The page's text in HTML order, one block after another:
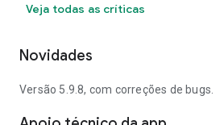
Veja todas as críticas
Novidades
Versão 5.9.8, com correções de bugs.